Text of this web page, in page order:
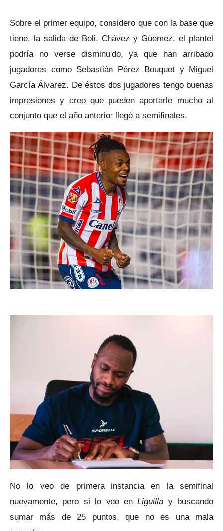
Sobre el primer equipo, considero que con la base que
tiene, la salida de Boli, Chávez y Güemez, el plantel
podría no verse disminuido, ya que han arribado
jugadores como Sebastián Pérez Bouquet y Miguel
García Álvarez. De éstos dos jugadores tengo buenas
impresiones y creo que pueden aportarle mucho al
conjunto que el año anterior llegó a semifinales.
No lo veo de primera instancia en la semifinal
nuevamente, pero si lo veo enLiguilla y buscando
sumar más de 25 puntos, que no es una mala